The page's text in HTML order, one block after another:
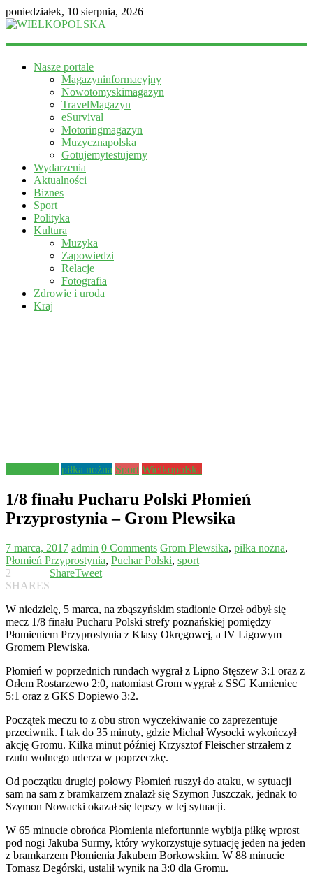
poniedziałek, 10 sierpnia, 2026
WIELKOPOLSKA
informacyjny
Nasze portale
Magazyninformacyjny
Nowotomyskimagazyn
TravelMagazyn
eSurvival
Motoringmagazyn
Muzycznapolska
Gotujemytestujemy
Wydarzenia
Aktualności
Biznes
Sport
Polityka
Kultura
Muzyka
Zapowiedzi
Relacje
Fotografia
Zdrowie i uroda
Kraj
piłka nożna Sport Wielkopolska
1/8 finału Pucharu Polski Płomień
Przyprostynia – Grom Plewsika
7 marca, 2017 admin 0 Comments Grom Plewsika, piłka nożna,
Płomień Przyprostynia, Puchar Polski, sport
2
SHARES
ShareTweet
W niedzielę, 5 marca, na zbąszyńskim stadionie Orzeł odbył się
mecz 1/8 finału Pucharu Polski strefy poznańskiej pomiędzy
Płomieniem Przyprostynia z Klasy Okręgowej, a IV Ligowym
Gromem Plewiska.
Płomień w poprzednich rundach wygrał z Lipno Stęszew 3:1 oraz z
Orłem Rostarzewo 2:0, natomiast Grom wygrał z SSG Kamieniec
5:1 oraz z GKS Dopiewo 3:2.
Początek meczu to z obu stron wyczekiwanie co zaprezentuje
przeciwnik. I tak do 35 minuty, gdzie Michał Wysocki wykończył
akcję Gromu. Kilka minut później Krzysztof Fleischer strzałem z
rzutu wolnego uderza w poprzeczkę.
Od początku drugiej połowy Płomień ruszył do ataku, w sytuacji
sam na sam z bramkarzem znalazł się Szymon Juszczak, jednak to
Szymon Nowacki okazał się lepszy w tej sytuacji.
W 65 minucie obrońca Płomienia niefortunnie wybija piłkę wprost
pod nogi Jakuba Surmy, który wykorzystuje sytuację jeden na jeden
z bramkarzem Płomienia Jakubem Borkowskim. W 88 minucie
Tomasz Degórski, ustalił wynik na 3:0 dla Gromu.